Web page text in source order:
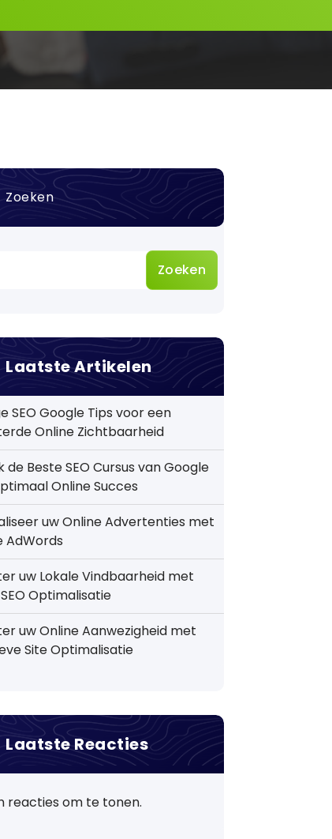
Zoeken
Zoeken
Laatste Artikelen
SEO Google Tips voor een
Online Zichtbaarheid
de Beste SEO Cursus van Google
Online Succes
uw Online Advertenties met
AdWords
uw Lokale Vindbaarheid met
Optimalisatie
uw Online Aanwezigheid met
Site Optimalisatie
Laatste Reacties
reacties om te tonen.